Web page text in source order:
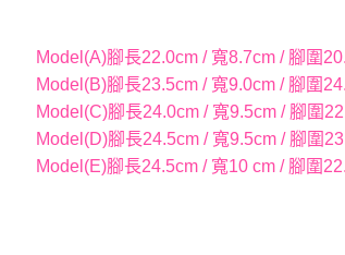
Model(A)腳長22.0cm / 寬8.7cm / 腳圍
Model(B)腳長23.5cm / 寬9.0cm / 腳圍
Model(C)腳長24.0cm / 寬9.5cm / 腳圍
Model(D)腳長24.5cm / 寬9.5cm / 腳圍
Model(E)腳長24.5cm / 寬10 cm / 腳圍